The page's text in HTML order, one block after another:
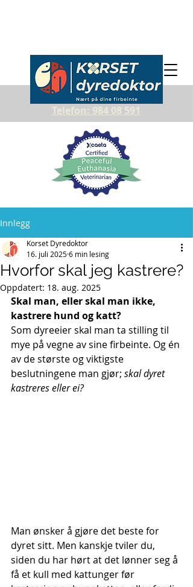
Telefon: 984 08 591
Innlegg
Hvorfor skal jeg kastrere?
Korset Dyredoktor
16. juli 20256 min lesing
Oppdatert: 18. aug. 2025
Skal man, eller skal man ikke,
kastrere hund og katt?
Som dyreeier skal man ta stilling til
mye på vegne av sine firbeinte. Og én
av de største og viktigste
beslutningene man gjør; skal dyret
kastreres eller ei?
Man ønsker å gjøre det beste for
dyret sitt. Men kanskje tviler du,
siden du har hørt at det lønner seg å
få et kull med kattunger før